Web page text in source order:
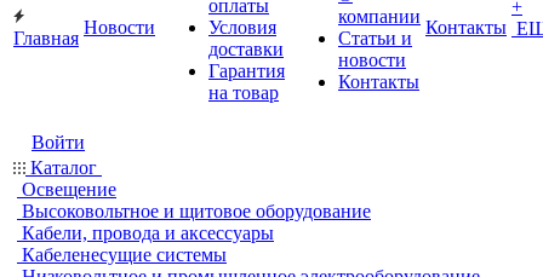
Главная
Новости
оплаты
Условия
доставки
Гарантия
на товар
компании
Статьи и
новости
Контакты
Контакты
+
Войти
Каталог
Освещение
Высоковольтное и щитовое оборудование
Кабели, провода и аксессуары
Кабеленесущие системы